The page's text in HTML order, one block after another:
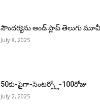
సౌందర్యను అండ్‌ ప్లాప్‌ తెలుగు
July 8, 2025
50కు-పైగా-సెంటర్స్లో-100రోజు
July 2, 2025